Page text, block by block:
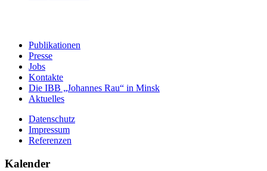
Publikationen
Presse
Jobs
Kontakte
Die IBB „Johannes Rau“ in Minsk
Aktuelles
Datenschutz
Impressum
Referenzen
Kalender